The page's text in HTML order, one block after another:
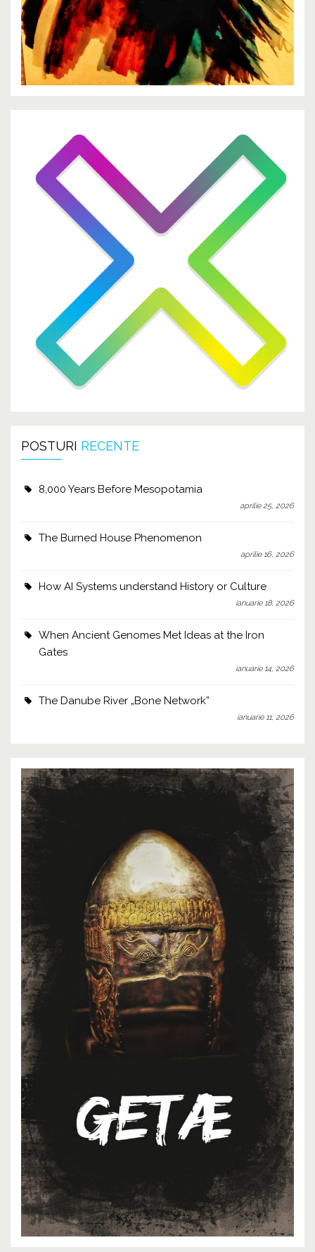
POSTURI RECENTE
8,000 Years Before Mesopotamia
aprilie 25, 2026
The Burned House Phenomenon
aprilie 16, 2026
How AI Systems understand History or Culture
ianuarie 18, 2026
When Ancient Genomes Met Ideas at the Iron
Gates
ianuarie 14, 2026
The Danube River „Bone Network”
ianuarie 11, 2026